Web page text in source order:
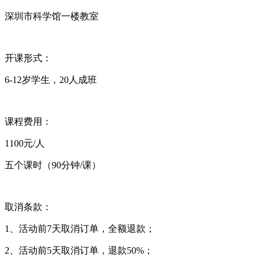
深圳市科学馆一楼教室
开课形式：
6-12岁学生，20人成班
课程费用：
1100元/人
五个课时（90分钟/课）
取消条款：
1、活动前7天取消订单，全额退款；
2、活动前5天取消订单，退款50%；